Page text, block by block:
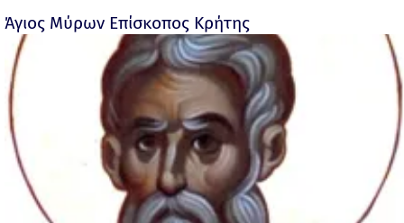
Άγιος Μύρων Επίσκοπος Κρήτης